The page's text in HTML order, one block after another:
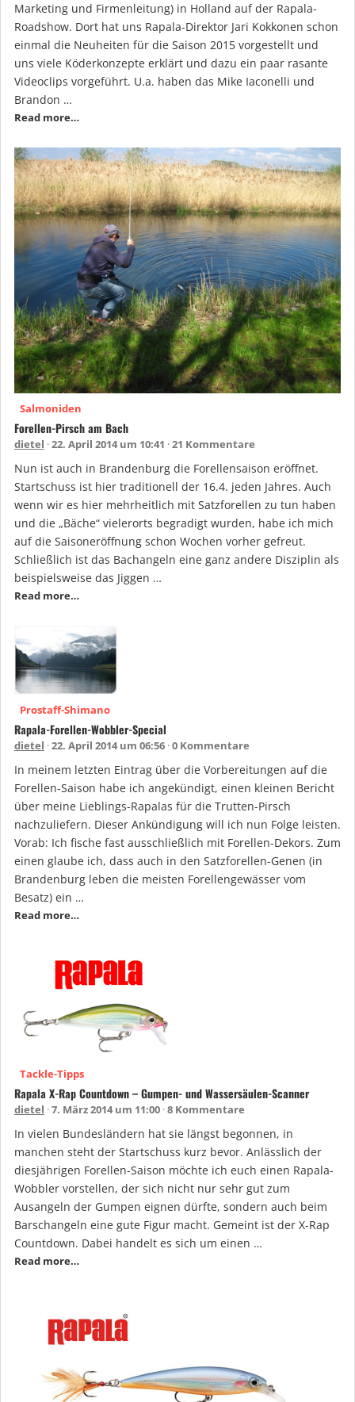
Marketing und Firmenleitung) in Holland auf der Rapala-
Roadshow. Dort hat uns Rapala-Direktor Jari Kokkonen schon
einmal die Neuheiten für die Saison 2015 vorgestellt und
uns viele Köderkonzepte erklärt und dazu ein paar rasante
Videoclips vorgeführt. U.a. haben das Mike Iaconelli und
Brandon …
Read more…
Salmoniden
Forellen-Pirsch am Bach
dietel 22. April 2014 um 10:41 21 Kommentare
Nun ist auch in Brandenburg die Forellensaison eröffnet.
Startschuss ist hier traditionell der 16.4. jeden Jahres. Auch
wenn wir es hier mehrheitlich mit Satzforellen zu tun haben
und die „Bäche“ vielerorts begradigt wurden, habe ich mich
auf die Saisoneröffnung schon Wochen vorher gefreut.
Schließlich ist das Bachangeln eine ganz andere Disziplin als
beispielsweise das Jiggen …
Read more…
Prostaff-Shimano
Rapala-Forellen-Wobbler-Special
dietel 22. April 2014 um 06:56 0 Kommentare
In meinem letzten Eintrag über die Vorbereitungen auf die
Forellen-Saison habe ich angekündigt, einen kleinen Bericht
über meine Lieblings-Rapalas für die Trutten-Pirsch
nachzuliefern. Dieser Ankündigung will ich nun Folge leisten.
Vorab: Ich fische fast ausschließlich mit Forellen-Dekors. Zum
einen glaube ich, dass auch in den Satzforellen-Genen (in
Brandenburg leben die meisten Forellengewässer vom
Besatz) ein …
Read more…
Tackle-Tipps
Rapala X-Rap Countdown – Gumpen- und Wassersäulen-Scanner
dietel 7. März 2014 um 11:00 8 Kommentare
In vielen Bundesländern hat sie längst begonnen, in
manchen steht der Startschuss kurz bevor. Anlässlich der
diesjährigen Forellen-Saison möchte ich euch einen Rapala-
Wobbler vorstellen, der sich nicht nur sehr gut zum
Ausangeln der Gumpen eignen dürfte, sondern auch beim
Barschangeln eine gute Figur macht. Gemeint ist der X-Rap
Countdown. Dabei handelt es sich um einen …
Read more…